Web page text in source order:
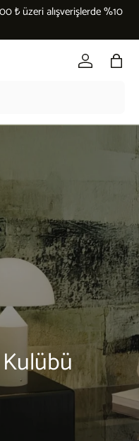
₺ üzeri alışverişlerde %10
Giriş Yap